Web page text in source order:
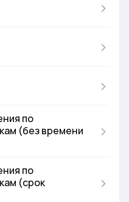
по
(без времени
по
(срок